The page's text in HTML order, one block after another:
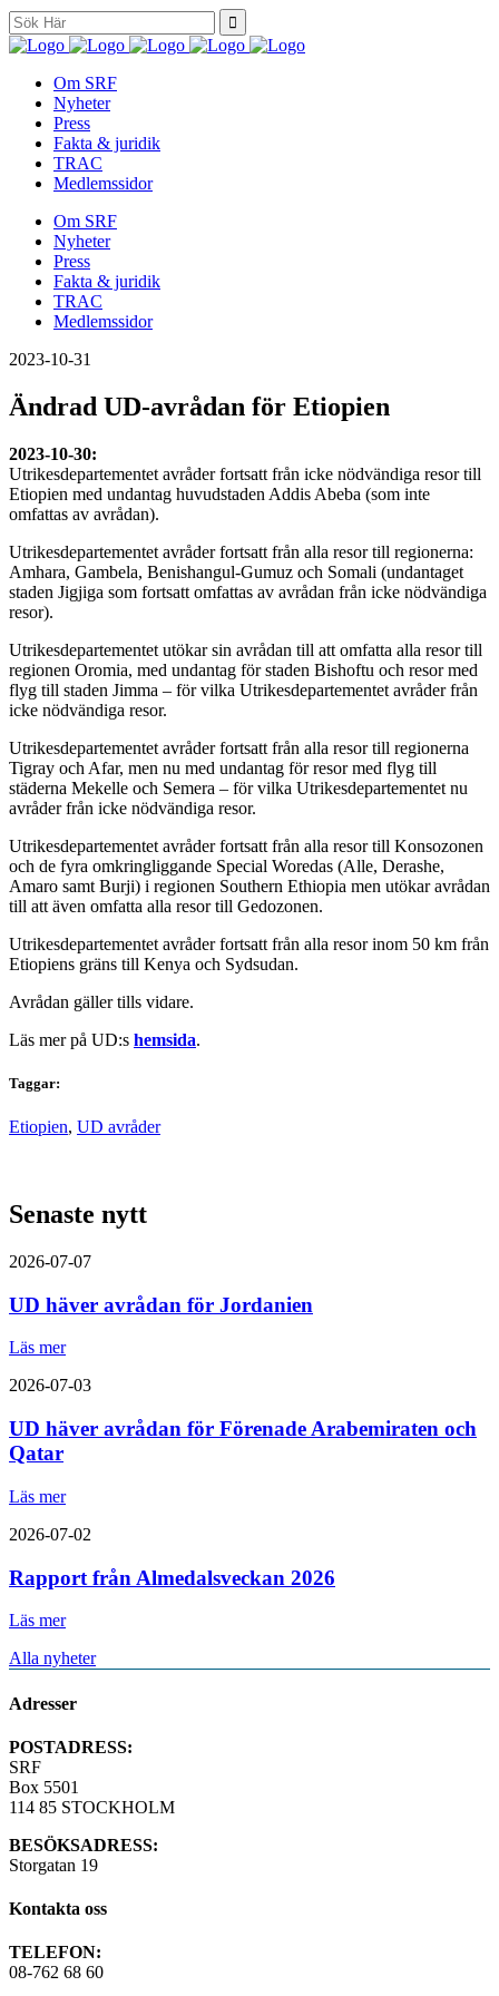
Search
for:
Om SRF
Nyheter
Press
Fakta & juridik
TRAC
Medlemssidor
Om SRF
Nyheter
Press
Fakta & juridik
TRAC
Medlemssidor
2023-10-31
Ändrad UD-avrådan för Etiopien
2023-10-30:
Utrikesdepartementet avråder fortsatt från icke nödvändiga resor till
Etiopien med undantag huvudstaden Addis Abeba (som inte
omfattas av avrådan).
Utrikesdepartementet avråder fortsatt från alla resor till regionerna:
Amhara, Gambela, Benishangul-Gumuz och Somali (undantaget
staden Jigjiga som fortsatt omfattas av avrådan från icke nödvändiga
resor).
Utrikesdepartementet utökar sin avrådan till att omfatta alla resor till
regionen Oromia, med undantag för staden Bishoftu och resor med
flyg till staden Jimma – för vilka Utrikesdepartementet avråder från
icke nödvändiga resor.
Utrikesdepartementet avråder fortsatt från alla resor till regionerna
Tigray och Afar, men nu med undantag för resor med flyg till
städerna Mekelle och Semera – för vilka Utrikesdepartementet nu
avråder från icke nödvändiga resor.
Utrikesdepartementet avråder fortsatt från alla resor till Konsozonen
och de fyra omkringliggande Special Woredas (Alle, Derashe,
Amaro samt Burji) i regionen Southern Ethiopia men utökar avrådan
till att även omfatta alla resor till Gedozonen.
Utrikesdepartementet avråder fortsatt från alla resor inom 50 km från
Etiopiens gräns till Kenya och Sydsudan.
Avrådan gäller tills vidare.
Läs mer på UD:s hemsida.
Taggar:
Etiopien, UD avråder
Senaste nytt
2026-07-07
UD häver avrådan för Jordanien
Läs mer
2026-07-03
UD häver avrådan för Förenade Arabemiraten och
Qatar
Läs mer
2026-07-02
Rapport från Almedalsveckan 2026
Läs mer
Alla nyheter
Adresser
POSTADRESS:
SRF
Box 5501
114 85 STOCKHOLM
BESÖKSADRESS:
Storgatan 19
Kontakta oss
TELEFON:
08-762 68 60